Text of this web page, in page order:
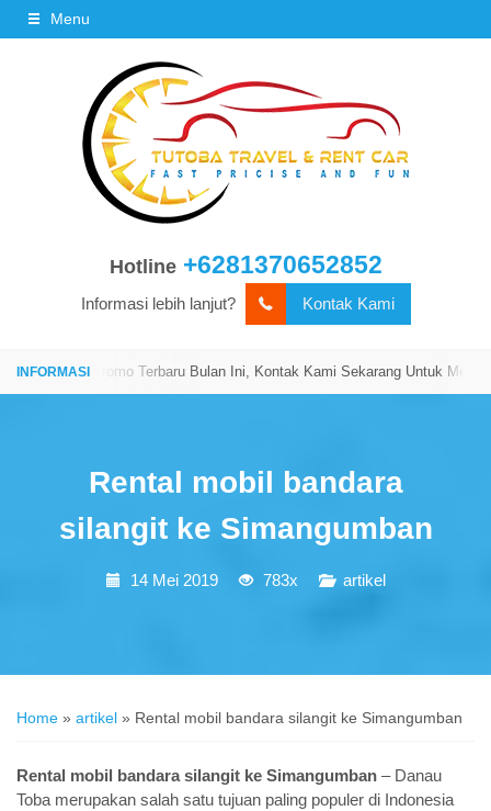
Menu
Hotline +6281370652852
Informasi lebih lanjut? Kontak Kami
Promo Terbaru Bulan Ini, Kontak Kami Sekarang Untuk
Rental mobil bandara
silangit ke Simangumban
14 Mei 2019 783x artikel
Home » artikel » Rental mobil bandara silangit ke Simangumban
Rental mobil bandara silangit ke Simangumban – Danau
Toba merupakan salah satu tujuan paling populer di Indonesia